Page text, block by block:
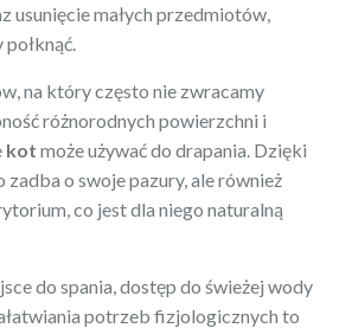
usunięcie małych przedmiotów,
na który często nie zwracamy
różnorodnych powierzchni i
kot może używać do drapania. Dzięki
zadba o swoje pazury, ale również
co jest dla niego naturalną
do spania, dostęp do świeżej wody
potrzeb fizjologicznych to